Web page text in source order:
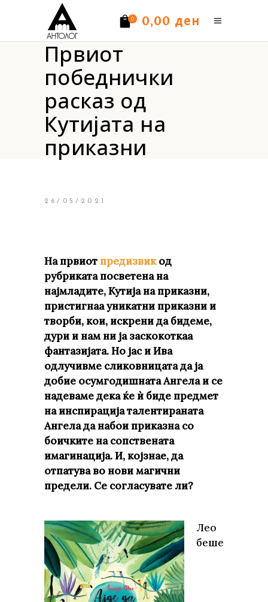
0 0,00 ден
Нема производи.
Првиот
победнички
расказ од
Кутијата на
приказни
26/05/2021
На првиот предизвикод
рубриката посветена на
најмладите, Кутија на приказни,
пристигнаа уникатни приказни и
творби, кои, искрени да бидеме,
дури и нам ни ја заскокоткаа
фантазијата. Но јас и Ива
одлучивме сликовницата да ја
добие осумгодишната Ангела и се
надеваме дека ќе ѝ биде предмет
на инспирација талентираната
Ангела да набои приказна со
боичките на сопствената
имагинација. И, којзнае, да
отпатува во нови магични
предели. Се согласувате ли?
Лео
беше